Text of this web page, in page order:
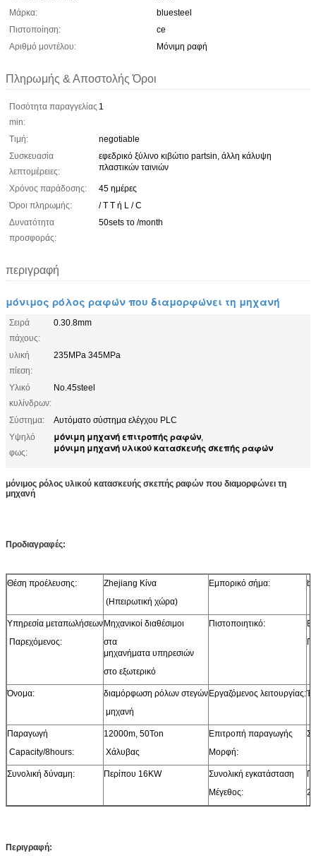
Μάρκα:
bluesteel
Πιστοποίηση:
ce
Αριθμό μοντέλου:
Μόνιμη ραφή
Πληρωμής & Αποστολής Όροι
Ποσότητα παραγγελίας
min:
1
Τιμή:
negotiable
Συσκευασία
λεπτομέρειες:
εφεδρικό ξύλινο κιβώτιο partsin, άλλη κάλυψη
πλαστικών ταινιών
Χρόνος παράδοσης:
45 ημέρες
Όροι πληρωμής:
/ T T ή L / C
Δυνατότητα
προσφοράς:
50sets το /month
περιγραφή
μόνιμος ρόλος ραφών που διαμορφώνει τη μηχανή
Σειρά
πάχους:
0.30.8mm
υλική
πίεση:
235MPa 345MPa
Υλικό
κυλίνδρων:
No.45steel
Σύστημα:
Αυτόματο σύστημα ελέγχου PLC
Υψηλό
φως:
μόνιμη μηχανή επιτροπής ραφών,
μόνιμη μηχανή υλικού κατασκευής σκεπής ραφών
μόνιμος ρόλος υλικού κατασκευής σκεπής ραφών που διαμορφώνει τη
μηχανή
Προδιαγραφές:
Θέση προέλευσης:
Zhejiang Κίνα
(Ηπειρωτική χώρα)
Εμπορικό σήμα:
Υπηρεσία μεταπωλήσεων
Παρεχόμενος:
Μηχανικοί διαθέσιμοι
στα
μηχανήματα υπηρεσιών
στο εξωτερικό
Πιστοποιητικό:
Όνομα:
διαμόρφωση ρόλων στεγών
μηχανή
Εργαζόμενος λειτουργίας:
Παραγωγή
Capacity/8hours:
12000m, 50Ton
Χάλυβας
Επιτροπή παραγωγής
Μορφή:
Συνολική δύναμη: Περίπου 16KW
Συνολική εγκατάσταση
Μέγεθος:
Περιγραφή: